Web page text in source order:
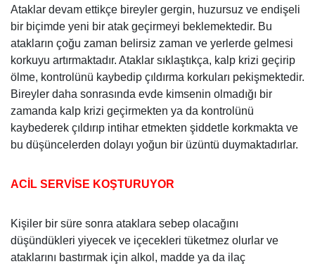
Ataklar devam ettikçe bireyler gergin, huzursuz ve endişeli
bir biçimde yeni bir atak geçirmeyi beklemektedir. Bu
atakların çoğu zaman belirsiz zaman ve yerlerde gelmesi
korkuyu artırmaktadır. Ataklar sıklaştıkça, kalp krizi geçirip
ölme, kontrolünü kaybedip çıldırma korkuları pekişmektedir.
Bireyler daha sonrasında evde kimsenin olmadığı bir
zamanda kalp krizi geçirmekten ya da kontrolünü
kaybederek çıldırıp intihar etmekten şiddetle korkmakta ve
bu düşüncelerden dolayı yoğun bir üzüntü duymaktadırlar.
ACİL SERVİSE KOŞTURUYOR
Kişiler bir süre sonra ataklara sebep olacağını
düşündükleri yiyecek ve içecekleri tüketmez olurlar ve
ataklarını bastırmak için alkol, madde ya da ilaç